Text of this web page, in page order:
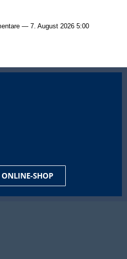
— 7. August 2026 5:00
SHOP